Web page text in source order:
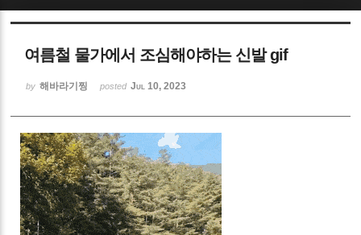
여름철 물가에서 조심해야하는 신발 gif
by 해바라기찡 posted Jul 10, 2023
Sketchbook5, 스케치북5
Sketchbook5, 스케치북5